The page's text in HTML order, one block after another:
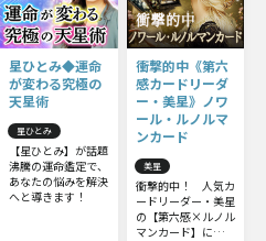
星ひとみ◆運命
が変わる究極の
天星術
星ひとみ
【星ひとみ】が話題
沸騰の運命鑑定で、
あなたの悩みを解決
へと導きます！
衝撃的中《第六
感カードリーダ
ー・美星》ノワ
ール・ルノルマ
ンカード
美星
衝撃的中！ 人気カ
ードリーダー・美星
の【第六感×ルノル
マンカード】による